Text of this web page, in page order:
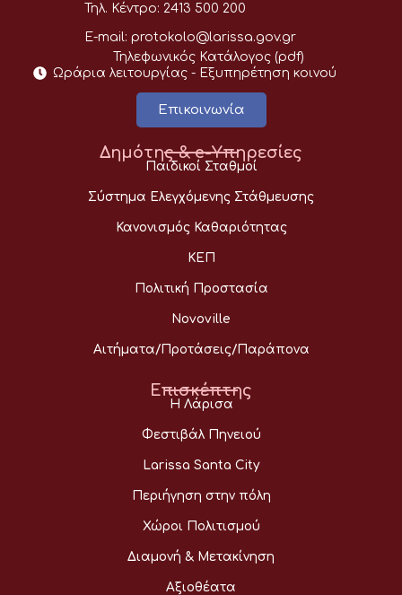
Τηλ. Κέντρο: 2413 500 200
E-mail: protokolo@larissa.gov.gr
Τηλεφωνικός Κατάλογος (pdf)
Ωράρια λειτουργίας - Eξυπηρέτηση κοινού
Επικοινωνία
Δημότης & e-Υπηρεσίες
Παιδικοί Σταθμοί
Σύστημα Ελεγχόμενης Στάθμευσης
Κανονισμός Καθαριότητας
ΚΕΠ
Πολιτική Προστασία
Novoville
Αιτήματα/Προτάσεις/Παράπονα
Επισκέπτης
Η Λάρισα
Φεστιβάλ Πηνειού
Larissa Santa City
Περιήγηση στην πόλη
Χώροι Πολιτισμού
Διαμονή & Μετακίνηση
Αξιοθέατα